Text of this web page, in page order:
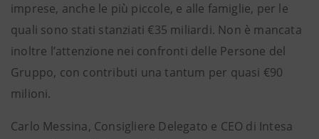
imprese, anche le più piccole, e alle famiglie, per le
quali sono stati stanziati €35 miliardi. Non è mancata
inoltre l’attenzione nei confronti delle Persone del
Gruppo, con contributi una tantum per quasi €90
milioni.
Carlo Messina, Consigliere Delegato e CEO di Intesa